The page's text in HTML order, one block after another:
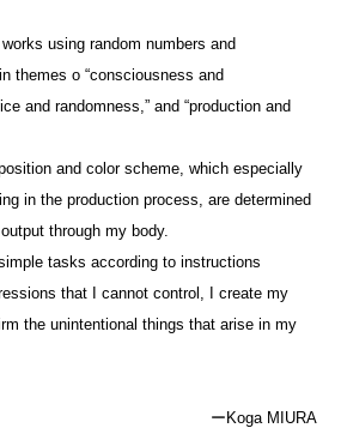
using random numbers and
themes o “consciousness and
and randomness,” and “production and
and color scheme, which especially
in the production process, are determined
through my body.
tasks according to instructions
that I cannot control, I create my
the unintentional things that arise in my
ーKoga MIURA